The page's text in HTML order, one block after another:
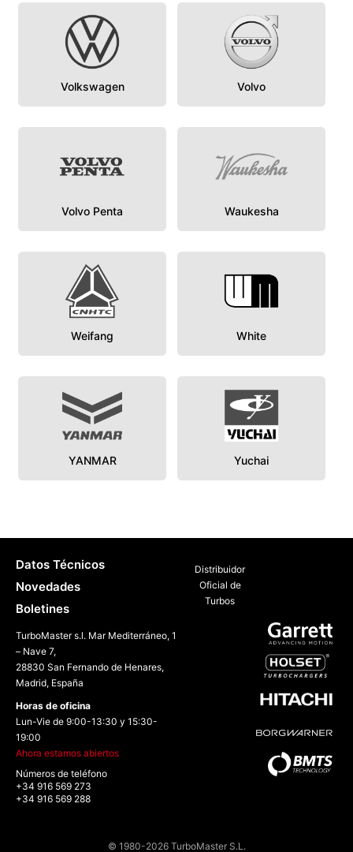
Volkswagen Volvo
Volvo Penta Waukesha
Weifang White
YANMAR Yuchai
Distribuidor
Oficial de
Turbos
Datos Técnicos
Novedades
Boletines
TurboMaster s.l. Mar Mediterráneo, 1
– Nave 7,
28830 San Fernando de Henares,
Madrid, España
Horas de oficina
Lun-Vie de 9:00-13:30 y 15:30-
19:00
Ahora estamos abiertos
Números de teléfono
+34 916 569 273
+34 916 569 288
© 1980-2026 TurboMaster S.L.